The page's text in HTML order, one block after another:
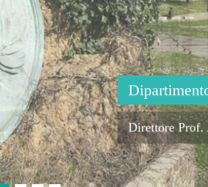
Direttore Prof.